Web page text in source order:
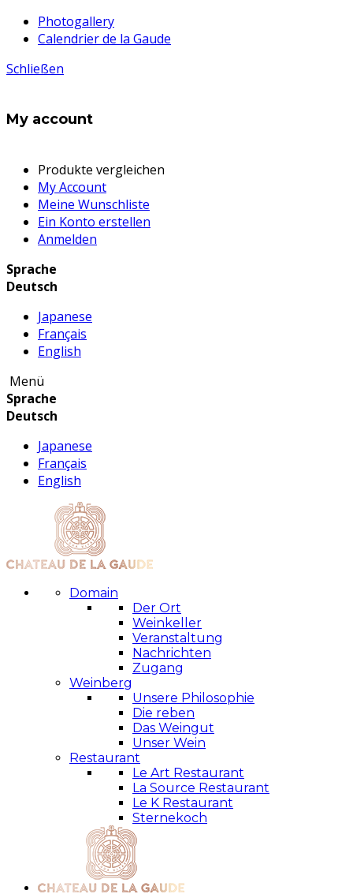
Photogallery
Calendrier de la Gaude
Schließen
My account
Produkte vergleichen
My Account
Meine Wunschliste
Ein Konto erstellen
Anmelden
Sprache
Deutsch
Japanese
Français
English
Menü
Sprache
Deutsch
Japanese
Français
English
Domain
Der Ort
Weinkeller
Veranstaltung
Nachrichten
Zugang
Weinberg
Unsere Philosophie
Die reben
Das Weingut
Unser Wein
Restaurant
Le Art Restaurant
La Source Restaurant
Le K Restaurant
Sternekoch